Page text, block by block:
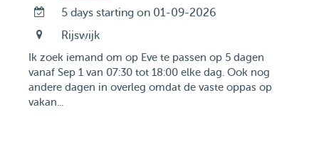
5 days starting on 01-09-2026
Rijswijk
Ik zoek iemand om op Eve te passen op 5 dagen
vanaf Sep 1 van 07:30 tot 18:00 elke dag. Ook nog
andere dagen in overleg omdat de vaste oppas op
vakan...